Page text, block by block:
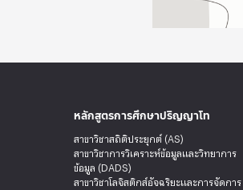
หลักสูตรการศึกษาปริญญาโท
สาขาวิชาสถิติประยุกต์ (AS)
สาขาวิชาการวิเคราะห์ข้อมูลและวิทยาการ
ข้อมูล (DADS)
สาขาวิชาโลจิสติกส์อัจฉริยะและการจัดการ